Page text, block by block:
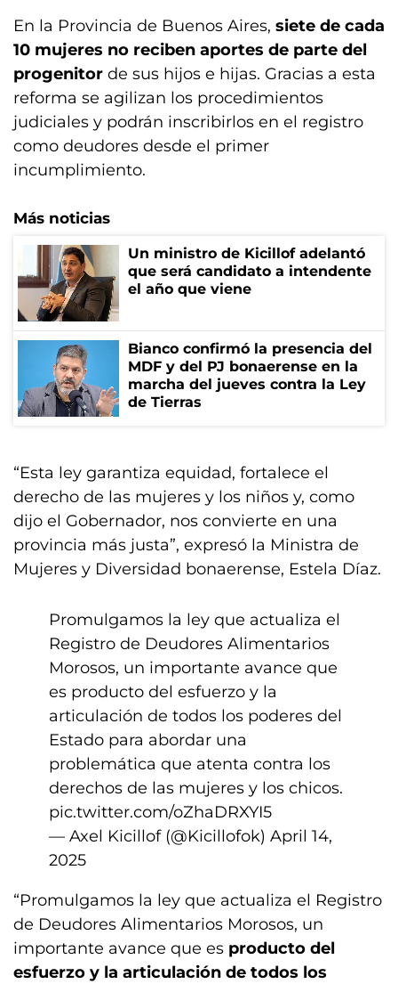
En la Provincia de Buenos Aires, siete de cada
10 mujeres no reciben aportes de parte del
progenitor de sus hijos e hijas. Gracias a esta
reforma se agilizan los procedimientos
judiciales y podrán inscribirlos en el registro
como deudores desde el primer
incumplimiento.
Más noticias
Un ministro de Kicillof adelantó
que será candidato a intendente
el año que viene
Bianco confirmó la presencia del
MDF y del PJ bonaerense en la
marcha del jueves contra la Ley
de Tierras
“Esta ley garantiza equidad, fortalece el
derecho de las mujeres y los niños y, como
dijo el Gobernador, nos convierte en una
provincia más justa”, expresó la Ministra de
Mujeres y Diversidad bonaerense, Estela Díaz.
Promulgamos la ley que actualiza el
Registro de Deudores Alimentarios
Morosos, un importante avance que
es producto del esfuerzo y la
articulación de todos los poderes del
Estado para abordar una
problemática que atenta contra los
derechos de las mujeres y los chicos.
pic.twitter.com/oZhaDRXYI5
— Axel Kicillof (@Kicillofok) April 14,
2025
“Promulgamos la ley que actualiza el Registro
de Deudores Alimentarios Morosos, un
importante avance que es producto del
esfuerzo y la articulación de todos los